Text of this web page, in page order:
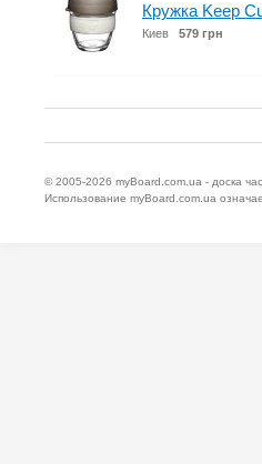
Кружка Keep
Киев 579 грн
© 2005-2026 myBoard.com.ua - доска
Использование myBoard.com.ua